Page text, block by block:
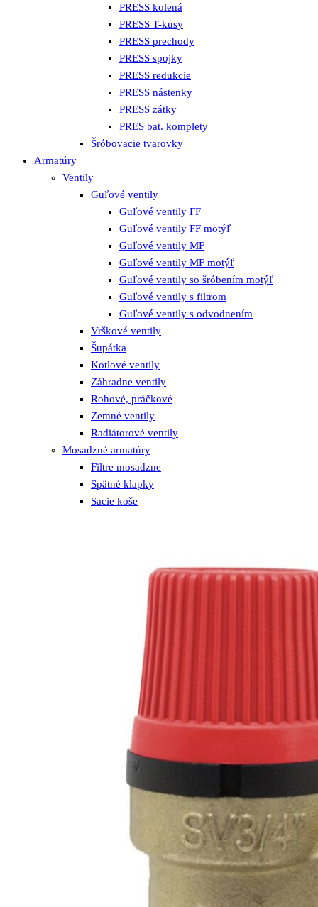
PRESS kolená
PRESS T-kusy
PRESS prechody
PRESS spojky
PRESS redukcie
PRESS nástenky
PRESS zátky
PRES bat. komplety
Šróbovacie tvarovky
Armatúry
Ventily
Guľové ventily
Guľové ventily FF
Guľové ventily FF motýľ
Guľové ventily MF
Guľové ventily MF motýľ
Guľové ventily so šróbením motýľ
Guľové ventily s filtrom
Guľové ventily s odvodnením
Vrškové ventily
Šupátka
Kotlové ventily
Záhradne ventily
Rohové, práčkové
Zemné ventily
Radiátorové ventily
Mosadzné armatúry
Filtre mosadzne
Spätné klapky
Sacie koše